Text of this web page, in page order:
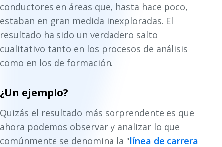
conductores en áreas que, hasta hace poco,
estaban en gran medida inexploradas. El
resultado ha sido un verdadero salto
cualitativo tanto en los procesos de análisis
como en los de formación.
¿Un ejemplo?
Quizás el resultado más sorprendente es que
ahora podemos observar y analizar lo que
comúnmente se denomina la "línea de carrera